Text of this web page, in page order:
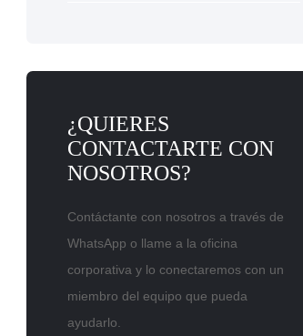
¿QUIERES
CONTACTARTE CON
NOSOTROS?
Contáctante con nosotros a través de
WhatsApp o llame a la oficina
corporativa y lo conectaremos con un
miembro del equipo que pueda
ayudarlo.